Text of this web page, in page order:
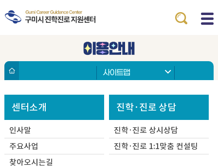
사이트맵
센터소개
인사말
주요사업
찾아오시는길
진학·진로 상담
진학·진로 상시상담
진학·진로 1:1맞춤 컨설팅